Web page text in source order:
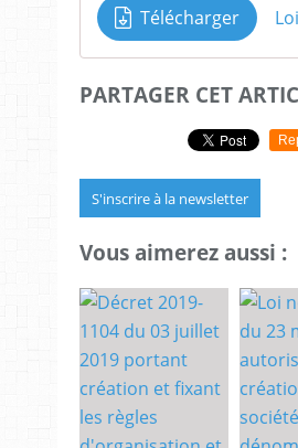
Télécharger
PARTAGER CET
S'inscrire à la newsletter
Vous aimerez aussi :